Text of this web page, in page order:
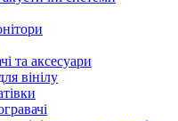
та аксесуари
вінілу